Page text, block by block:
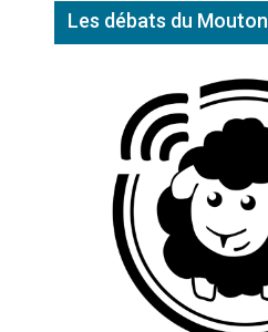
Les débats du